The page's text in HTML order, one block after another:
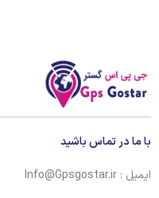
با ما در تماس باشید
ایمیل : Info@Gpsgostar.ir